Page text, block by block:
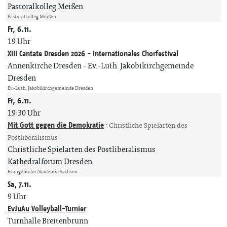
Pastoralkolleg Meißen
Pastoralkolleg Meißen
Fr, 6.11.
19 Uhr
XIII Cantate Dresden 2026 - Internationales Chorfestival
Annenkirche Dresden Ev.-Luth. Jakobikirchgemeinde
Dresden
Ev.-Luth. Jakobikirchgemeinde Dresden
Fr, 6.11.
19:30 Uhr
Mit Gott gegen die Demokratie: Christliche Spielarten des
Postliberalismus
Christliche Spielarten des Postliberalismus
Kathedralforum Dresden
Evangelische Akademie Sachsen
Sa, 7.11.
9 Uhr
EvJuAu Volleyball-Turnier
Turnhalle Breitenbrunn